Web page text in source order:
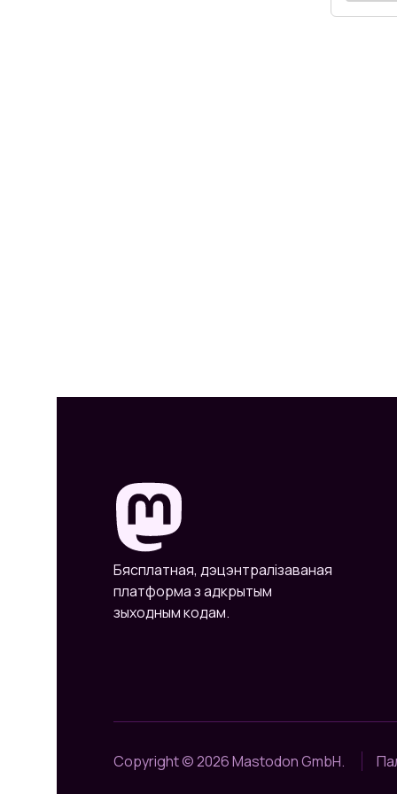
Бясплатная, дэцэнтралізаваная
платформа з адкрытым
зыходным кодам.
Copyright © 2026 Mastodon GmbH.